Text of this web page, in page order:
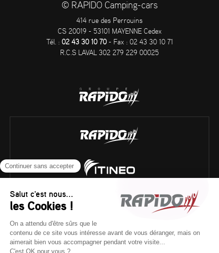
© RAPIDO Camping-cars
414 rue des Perrouins
CS 20019 - 53101 MAYENNE Cedex
Tél. : 02 43 30 10 70- Fax : 02 43 30 10 71
R.C.S LAVAL 302 279 229 00025